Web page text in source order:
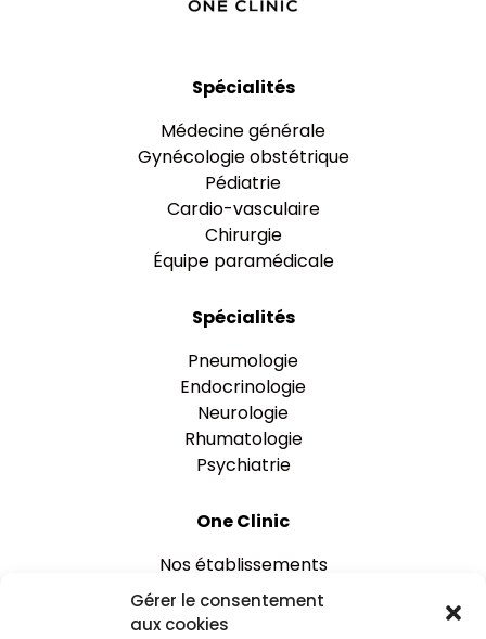
Gérer le consentement
aux cookies
Spécialités
Médecine générale
Gynécologie obstétrique
Pédiatrie
Cardio-vasculaire
Chirurgie
Équipe paramédicale
Spécialités
Pneumologie
Endocrinologie
Neurologie
Rhumatologie
Psychiatrie
One Clinic
Nos établissements
Rejoignez-nous
Espace praticien